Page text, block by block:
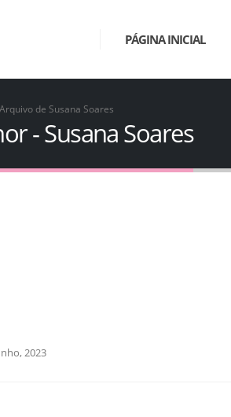
PÁGINA INICIAL
Arquivo de Susana Soares
- Susana Soares
2023